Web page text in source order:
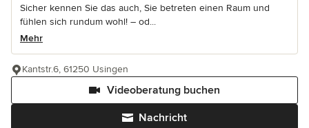
Sicher kennen Sie das auch, Sie betreten einen Raum und
fühlen sich rundum wohl! – od...
Mehr
Nachricht
Videoberatung buchen
Kantstr.6, 61250 Usingen